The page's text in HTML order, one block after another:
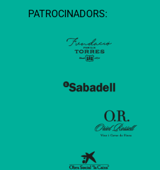
PATROCINADORS: